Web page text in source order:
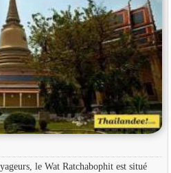
le Wat Ratchabophit est situé